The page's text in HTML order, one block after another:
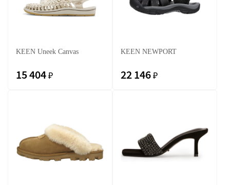
KEEN Uneek Canvas
15 404 ₽
KEEN NEWPORT
22 146 ₽